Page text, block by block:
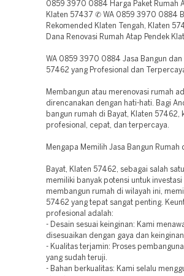
0859 3970 0884 Harga Paket Rumah
Klaten 57437 ✆ WA 0859 3970 0884
Rekomended Klaten Tengah, Klaten
Dana Renovasi Rumah Atap Pendek
WA 0859 3970 0884 Jasa Bangun dan
57462 yang Profesional dan
Membangun atau merenovasi rumah
direncanakan dengan hati-hati. Bagi
bangun rumah di Bayat, Klaten 57462,
profesional, cepat, dan terpercaya.
Mengapa Memilih Jasa Bangun Rumah
Bayat, Klaten 57462, sebagai salah
memiliki banyak potensi untuk
membangun rumah di wilayah ini,
57462 yang tepat sangat penting.
profesional adalah:
- Desain sesuai keinginan: Kami
disesuaikan dengan gaya dan keinginan
- Kualitas terjamin: Proses
yang sudah teruji.
- Bahan berkualitas: Kami selalu